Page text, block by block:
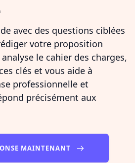
avec des questions ciblées
votre proposition
le cahier des charges,
clés et vous aide à
professionnelle et
précisément aux
MAINTENANT